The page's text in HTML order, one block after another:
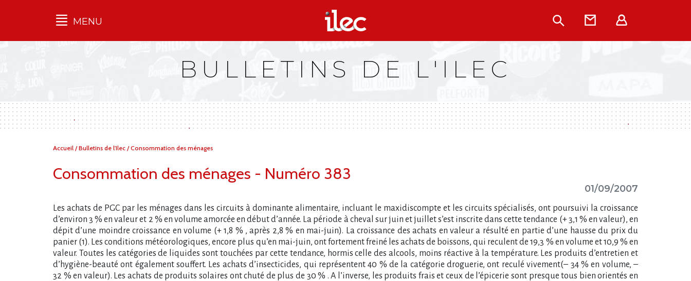
Qu'est-ce que l’Ilec
Campagnes
multimarques
MENU Rechercher
Contact
BULLETINS DE L'ILEC
Vous
Accueil /Bulletins de l'Ilec /Consommation des ménages
Consommation des ménages - Numéro 383
01/09/2007
Les achats de PGC par les ménages dans les circuits à dominante alimentaire, incluant le maxidiscompte et les circuits spécialisés, ont poursuivi la croissance
d’environ 3 % en valeur et 2 % en volume amorcée en début d’année. La période à cheval sur juin et juillet s’est inscrite dans cette tendance (+ 3,1 % en valeur), en
dépit d’une moindre croissance en volume (+ 1,8 % , après 2,8 % en mai-juin). La croissance des achats en valeur a résulté en partie d’une hausse du prix du
panier (1). Les conditions météorologiques, encore plus qu’en mai-juin, ont fortement freiné les achats de boissons, qui reculent de 19,3 % en volume et 10,9 % en
valeur. Toutes les catégories de liquides sont touchées par cette tendance, hormis celle des alcools, moins réactive à la température. Les produits d’entretien et
d’hygiène-beauté ont également souffert. Les achats d’insecticides, qui représentent 40 % de la catégorie droguerie, ont reculé vivement(– 34 % en volume, –
32 % en valeur). Les achats de produits solaires ont chuté de plus de 30 % . A l’inverse, les produits frais et ceux de l’épicerie sont presque tous bien orientés en